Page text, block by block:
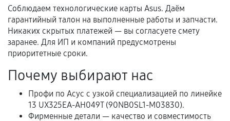
перегрев, коррозия.
Самостоятельный ремонт или вмешательство
третьих лиц.
Естественный износ деталей, если иное не
Обращение после окончания гарантийного
срока.
Программные сбои, если это не указано в
Соблюдаем технологические карты Asus. Даём
гарантийный талон на выполненные работы и запчасти.
Никаких скрытых платежей — вы согласуете смету
заранее. Для ИП и компаний предусмотрены
приоритетные сроки.
Почему выбирают нас
Профи по Асус с узкой специализацией по линейке
13 UX325EA-AH049T (90NB0SL1-M03830).
Фирменные детали — качество и совместимость